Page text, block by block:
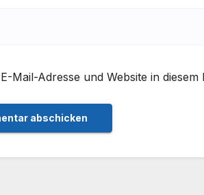
Mail-Adresse und Website in